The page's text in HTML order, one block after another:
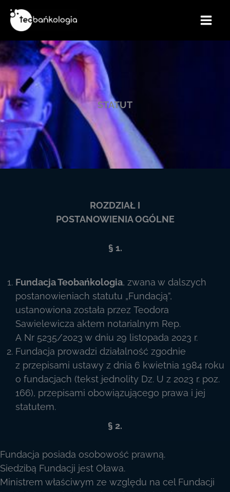
do
treści
STATUT
ROZDZIAŁ I
POSTANOWIENIA OGÓLNE
§ 1.
Fundacja Teobańkologia, zwana w dalszych
postanowieniach statutu „Fundacją”,
ustanowiona została przez Teodora
Sawielewicza aktem notarialnym Rep.
A Nr 5235/2023 w dniu 29 listopada 2023 r.
Fundacja prowadzi działalność zgodnie
z przepisami ustawy z dnia 6 kwietnia 1984 roku
o fundacjach (tekst jednolity Dz. U z 2023 r. poz.
166), przepisami obowiązującego prawa i jej
statutem.
§ 2.
Fundacja posiada osobowość prawną.
Siedzibą Fundacji jest Oława.
Ministrem właściwym ze względu na cel Fundacji